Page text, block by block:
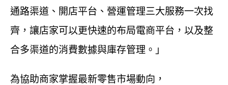
通路渠道、開店平台、營運管理三大服務一次找
齊，讓店家可以更快速的布局電商平台，以及整
合多渠道的消費數據與庫存管理。」
為協助商家掌握最新零售市場動向，